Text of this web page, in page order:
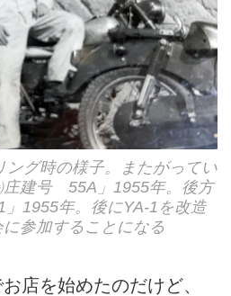
ング時の様子。またがってい
庄建号 55A」1955年。後方
」1955年。後にYA-1を改造
参加することになる
店を始めたのだけど、